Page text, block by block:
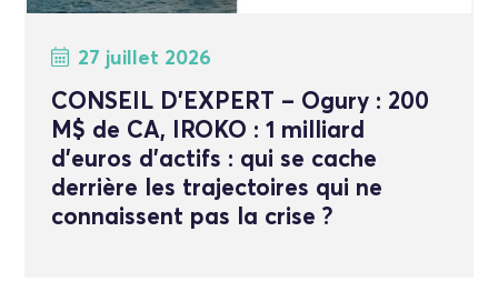
27 juillet 2026
CONSEIL D’EXPERT – Ogury : 200
M$ de CA, IROKO : 1 milliard
d’euros d’actifs : qui se cache
derrière les trajectoires qui ne
connaissent pas la crise ?